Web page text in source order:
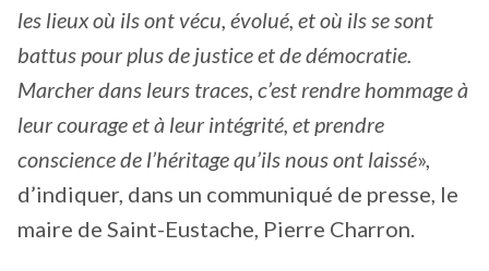
les lieux où ils ont vécu, évolué, et où ils se sont
battus pour plus de justice et de démocratie.
Marcher dans leurs traces, c’est rendre hommage à
leur courage et à leur intégrité, et prendre
conscience de l’héritage qu’ils nous ont laissé»,
d’indiquer, dans un communiqué de presse, le
maire de Saint-Eustache, Pierre Charron.